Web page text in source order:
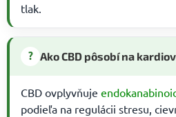
tlak.
? Ako CBD pôsobí na
CBD ovplyvňuje
podieľa na regulácii stresu,